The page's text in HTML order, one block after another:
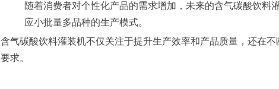
随着消费者对个性化产品的需求增加，未来的含气碳酸饮料
应小批量多品种的生产模式。
含气碳酸饮料灌装机不仅关注于提升生产效率和产品质量，还在
要求。